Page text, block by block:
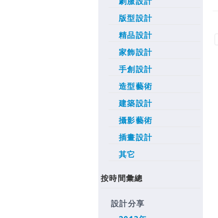
版型設計
精品設計
家飾設計
手創設計
造型藝術
建築設計
攝影藝術
插畫設計
其它
按時間彙總
設計分享